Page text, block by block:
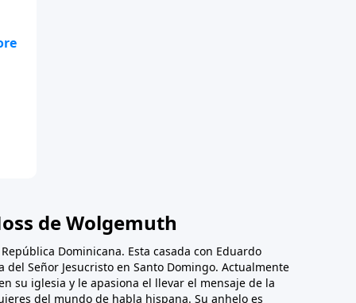
de Wolgemuth
Dominicana. Esta casada con Eduardo
Señor Jesucristo en Santo Domingo. Actualmente
su iglesia y le apasiona el llevar el mensaje de la
del mundo de habla hispana. Su anhelo es